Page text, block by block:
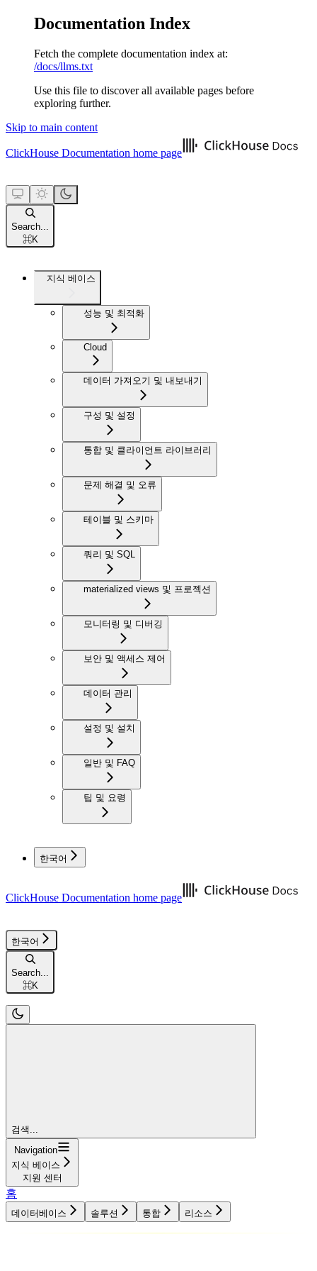
Documentation Index
Fetch the complete documentation index at:
/docs/llms.txt
Use this file to discover all available pages before
exploring further.
Skip to main content
ClickHouse Documentation home page
Search...
⌘K
지식 베이스
성능 및 최적화
Cloud
데이터 가져오기 및 내보내기
구성 및 설정
통합 및 클라이언트 라이브러리
문제 해결 및 오류
테이블 및 스키마
쿼리 및 SQL
materialized views 및 프로젝션
모니터링 및 디버깅
보안 및 액세스 제어
데이터 관리
설정 및 설치
일반 및 FAQ
팁 및 요령
한국어
ClickHouse Documentation home page
한국어
Search...
⌘K
검색...
Navigation
지식 베이스
지원 센터
홈
데이터베이스 솔루션 통합 리소스